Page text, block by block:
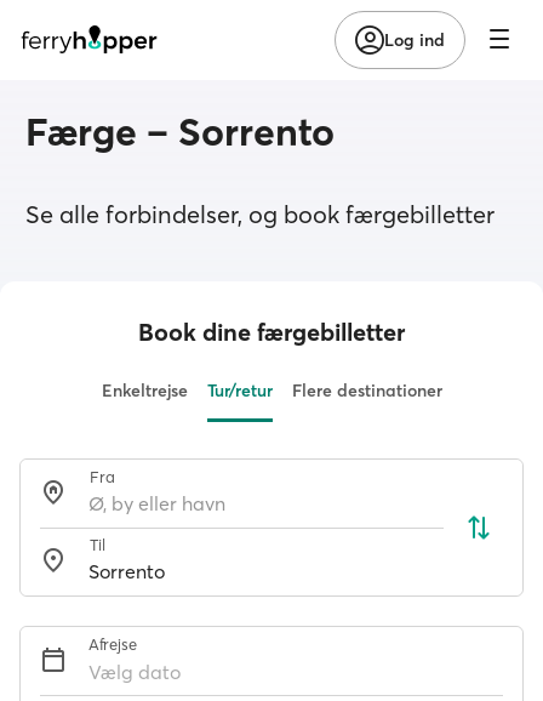
Log ind
Færge – Sorrento
Se alle forbindelser, og book færgebilletter
Book dine færgebilletter
Enkeltrejse Tur/retur Flere destinationer
Fra
Til
Afrejse
Vælg dato